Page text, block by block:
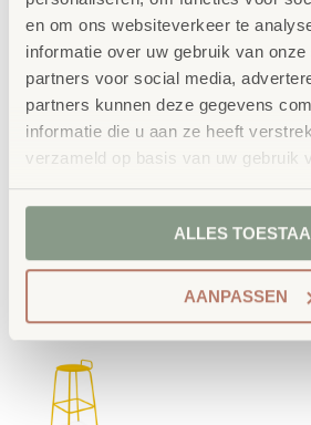
en om ons websiteverkeer te
informatie over uw gebruik van
partners voor social media,
partners kunnen deze gegevens
informatie die u aan ze heeft
verzameld op basis van uw gebruik
ALLES
AANPASSEN